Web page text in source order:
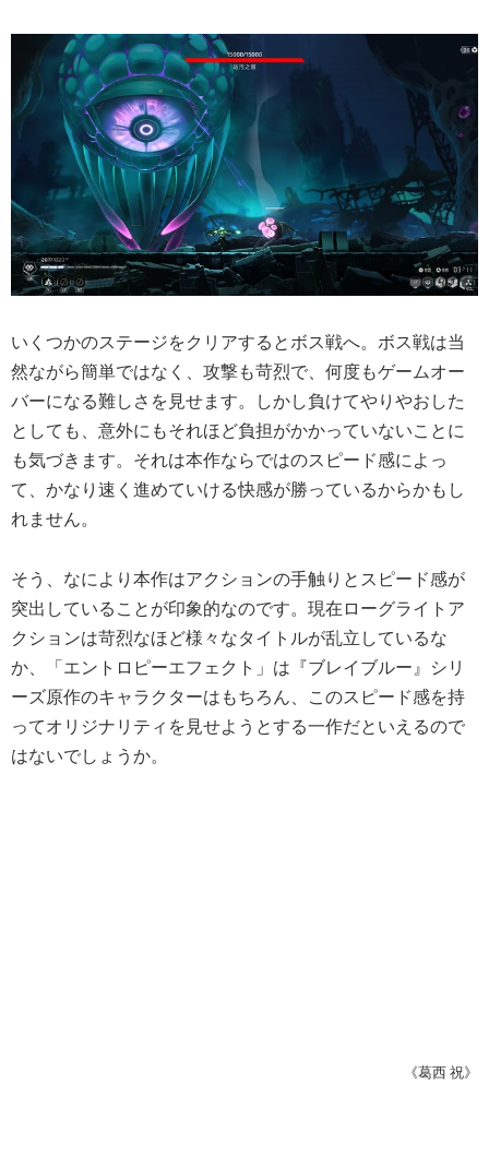
いくつかのステージをクリアするとボス戦へ。ボス戦は当
然ながら簡単ではなく、攻撃も苛烈で、何度もゲームオー
バーになる難しさを見せます。しかし負けてやりやおした
としても、意外にもそれほど負担がかかっていないことに
も気づきます。それは本作ならではのスピード感によっ
て、かなり速く進めていける快感が勝っているからかもし
れません。
そう、なにより本作はアクションの手触りとスピード感が
突出していることが印象的なのです。現在ローグライトア
クションは苛烈なほど様々なタイトルが乱立しているな
か、「エントロピーエフェクト」は『ブレイブルー』シリ
ーズ原作のキャラクターはもちろん、このスピード感を持
ってオリジナリティを見せようとする一作だといえるので
はないでしょうか。
《葛西 祝》